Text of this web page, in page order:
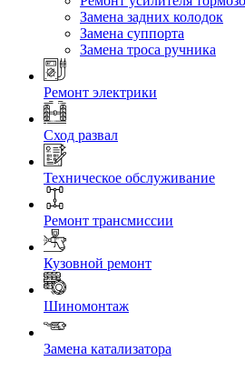
Замена задних колодок
Замена суппорта
Замена троса ручника
Ремонт электрики
Сход развал
Техническое обслуживание
Ремонт трансмиссии
Кузовной ремонт
Шиномонтаж
Замена катализатора